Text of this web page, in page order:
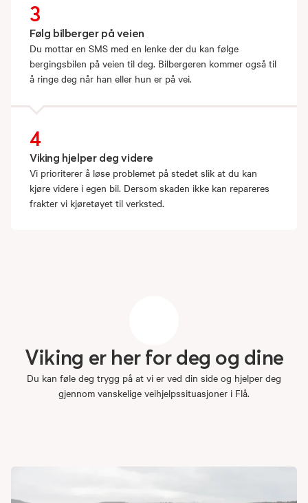
3
Følg bilberger på veien
Du mottar en SMS med en lenke der du kan følge
bergingsbilen på veien til deg. Bilbergeren kommer også til
å ringe deg når han eller hun er på vei.
4
Viking hjelper deg videre
Vi prioriterer å løse problemet på stedet slik at du kan
kjøre videre i egen bil. Dersom skaden ikke kan repareres
frakter vi kjøretøyet til verksted.
Viking er herfordeg og dine
Du kan føle deg trygg på at vi er ved din side og hjelper deg
gjennom vanskelige veihjelpssituasjoner i Flå.